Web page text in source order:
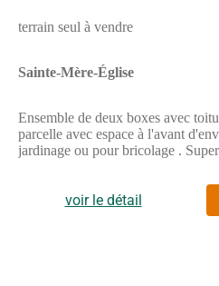
terrain seul à vendre
Sainte-Mère-Église
Ensemble de deux boxes avec
parcelle avec espace à l'avant
jardinage ou pour bricolage .
(dimensions : 1,91 m x 1,77 m)
25 m²) Accès via servitude de
avec accès réglementé possible
voir le détail